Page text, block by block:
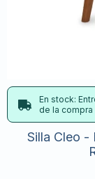
En stock:
de la compra
Silla Cleo -